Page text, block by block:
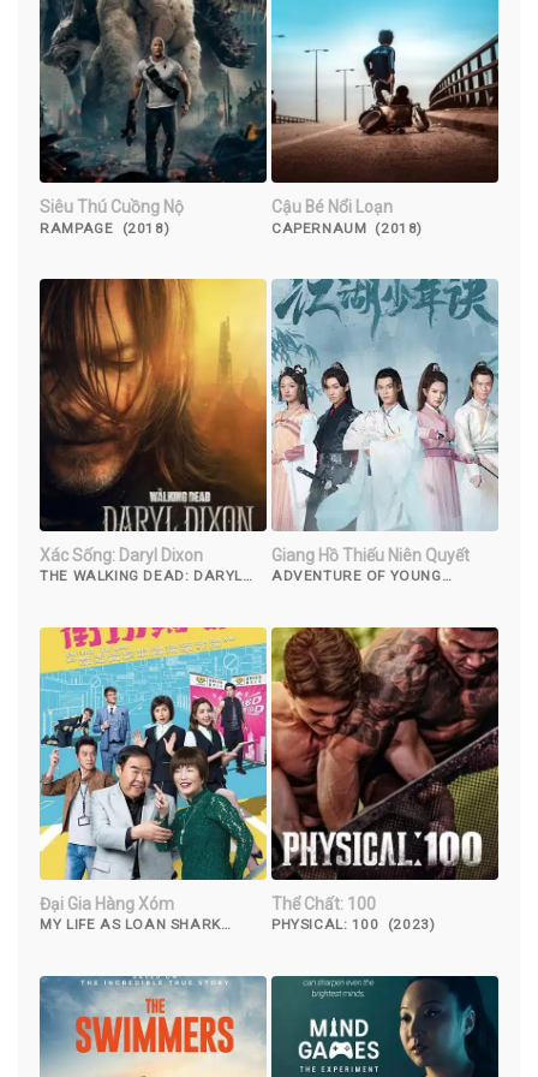
Siêu Thú Cuồng Nộ
RAMPAGE (2018)
Cậu Bé Nổi Loạn
CAPERNAUM (2018)
Xác Sống: Daryl Dixon
THE WALKING DEAD: DARYL
Giang Hồ Thiếu Niên Quyết
ADVENTURE OF YOUNG
Đại Gia Hàng Xóm
MY LIFE AS LOAN SHARK
Thể Chất: 100
PHYSICAL: 100 (2023)